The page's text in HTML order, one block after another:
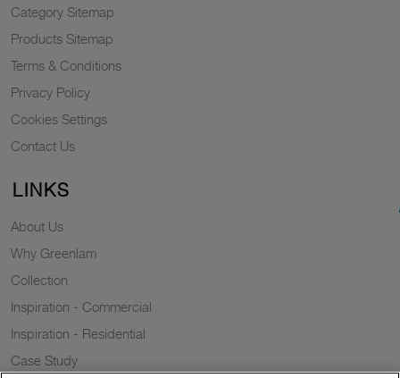
Category Sitemap
Products Sitemap
Terms & Conditions
Privacy Policy
Cookies Settings
Contact Us
LINKS
About Us
Why Greenlam
Collection
Inspiration - Commercial
Inspiration - Residential
Case Study